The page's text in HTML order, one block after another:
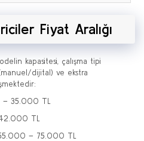
Fiyat Aralığı
kapasitesi, çalışma tipi
dijital) ve ekstra
35.000 TL
TL
– 75.000 TL